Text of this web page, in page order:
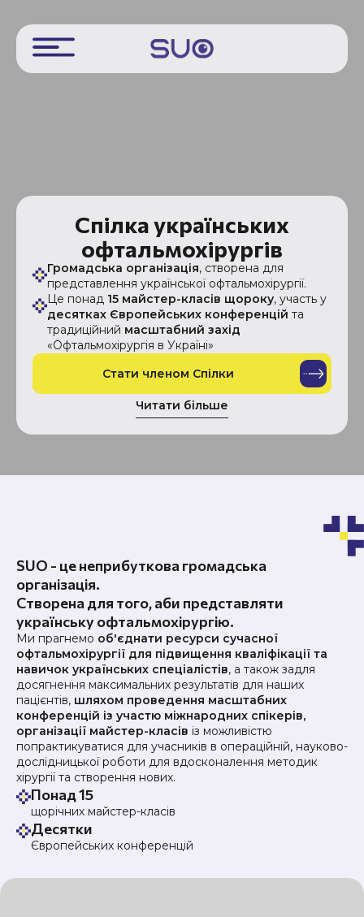
Спілка українських
офтальмохірургів
Громадська організація, створена для
представлення української офтальмохірургії.
Це понад 15 майстер-класів щороку, участь у
десятках Європейських конференцій та
традиційний масштабний захід
«Офтальмохірургія в Україні»
Стати членом Спілки
Читати більше
SUO - це неприбуткова громадська
організація.
Створена для того, аби представляти
українську офтальмохірургію.
Ми прагнемо об'єднати ресурси сучасної
офтальмохірургії для підвищення кваліфікації та
навичок українських спеціалістів, а також задля
досягнення максимальних результатів для наших
пацієнтів, шляхом проведення масштабних
конференцій із участю міжнародних спікерів,
організації майстер-класів із можливістю
попрактикуватися для учасників в операційній, науково-
дослідницької роботи для вдосконалення методик
хірургії та створення нових.
Понад 15
щорічних майстер-класів
Десятки
Європейських конференцій